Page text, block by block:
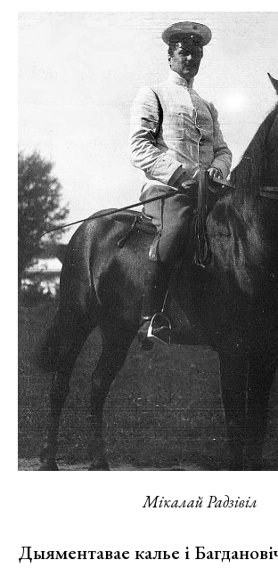
Мікалай Радзівіл
Дыяментавае калье і